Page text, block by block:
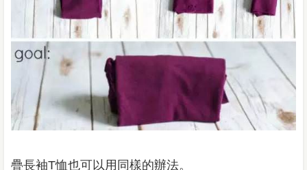
疊長袖T恤也可以用同樣的辦法。